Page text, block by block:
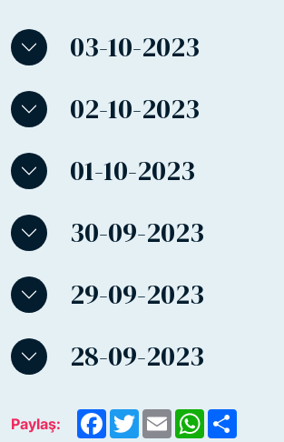
03-10-2023
02-10-2023
01-10-2023
30-09-2023
29-09-2023
28-09-2023
Paylaş: Facebook
TwitterEmailWhatsApp